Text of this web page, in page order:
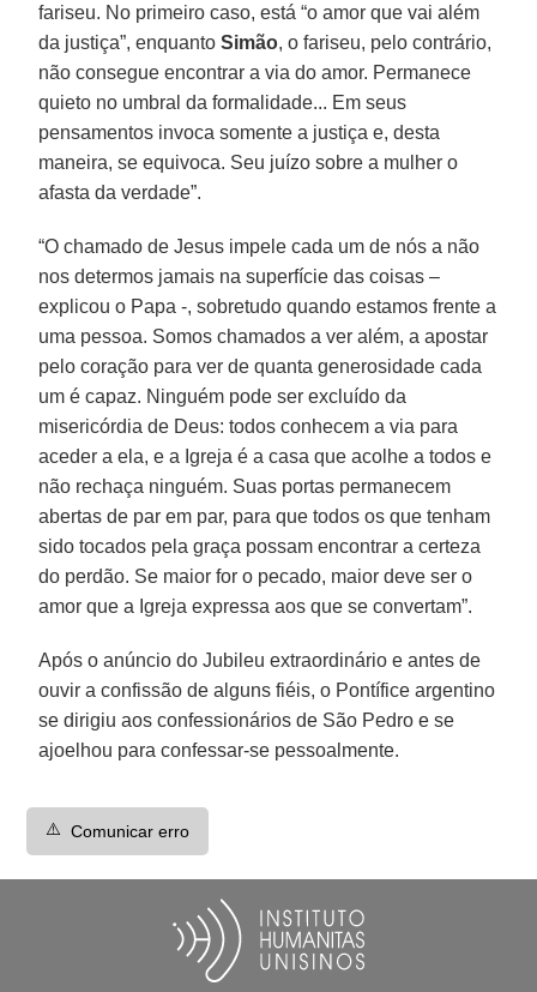
fariseu. No primeiro caso, está “o amor que vai além
da justiça”, enquantoSimão, o fariseu, pelo contrário,
não consegue encontrar a via do amor. Permanece
quieto no umbral da formalidade... Em seus
pensamentos invoca somente a justiça e, desta
maneira, se equivoca. Seu juízo sobre a mulher o
afasta da verdade”.
“O chamado de Jesus impele cada um de nós a não
nos determos jamais na superfície das coisas –
explicou o Papa -, sobretudo quando estamos frente a
uma pessoa. Somos chamados a ver além, a apostar
pelo coração para ver de quanta generosidade cada
um é capaz. Ninguém pode ser excluído da
misericórdia de Deus: todos conhecem a via para
aceder a ela, e a Igreja é a casa que acolhe a todos e
não rechaça ninguém. Suas portas permanecem
abertas de par em par, para que todos os que tenham
sido tocados pela graça possam encontrar a certeza
do perdão. Se maior for o pecado, maior deve ser o
amor que a Igreja expressa aos que se convertam”.
Após o anúncio do Jubileu extraordinário e antes de
ouvir a confissão de alguns fiéis, o Pontífice argentino
se dirigiu aos confessionários de São Pedro e se
ajoelhou para confessar-se pessoalmente.
⚠️ Comunicar erro